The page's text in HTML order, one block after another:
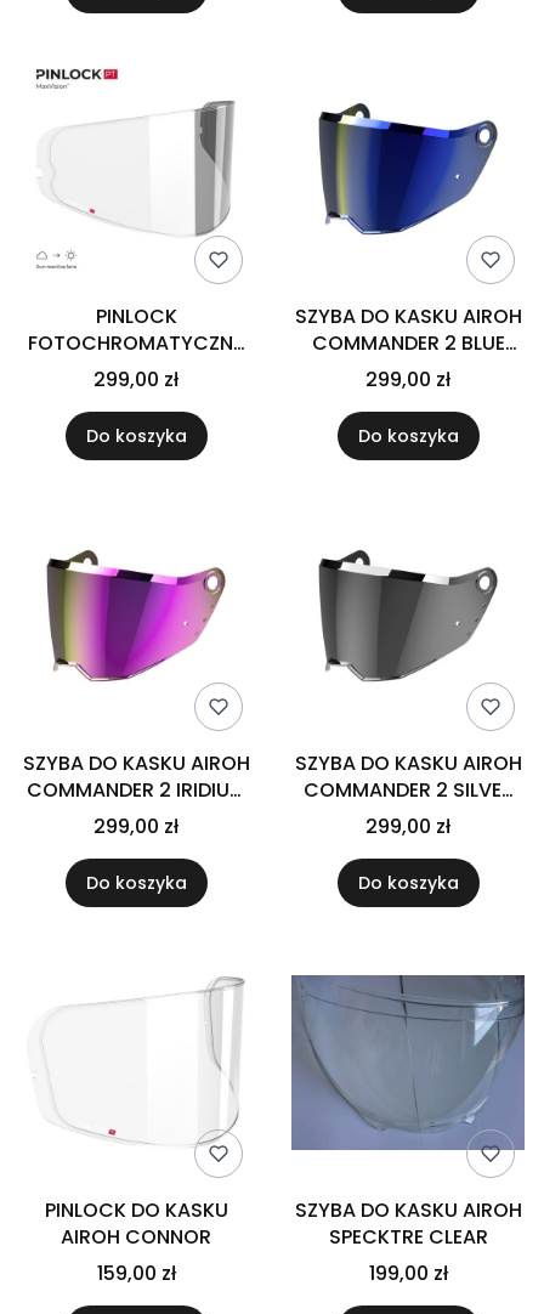
PINLOCK
FOTOCHROMATYCZNY
PRECISIONTONE HJC
HJ-34P (DO KASKU HJC
C10)
299,00 zł
Do koszyka
SZYBA DO KASKU AIROH
COMMANDER 2 BLUE
MIRRORED
299,00 zł
Do koszyka
SZYBA DO KASKU AIROH
COMMANDER 2 IRIDIUM
MIRRORED
299,00 zł
Do koszyka
SZYBA DO KASKU AIROH
COMMANDER 2 SILVER
MIRRORED
299,00 zł
Do koszyka
PINLOCK DO KASKU
AIROH CONNOR
159,00 zł
SZYBA DO KASKU AIROH
SPECKTRE CLEAR
199,00 zł